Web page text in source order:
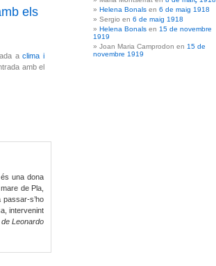
els
aclima i
amb el
una dona
de Pla,
s’ho
intervenint
Leonardo
Helena Bonals en 6 de maig 1918
Sergio en 6 de maig 1918
Helena Bonals en 15 de novembre
1919
Joan Maria Camprodon en 15 de
novembre 1919